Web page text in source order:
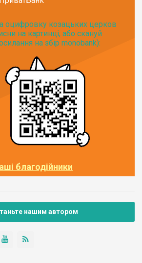
оцифровку козацьких церков
на картинці, або скануй
на збір monobank):
благодійники
нашим автором